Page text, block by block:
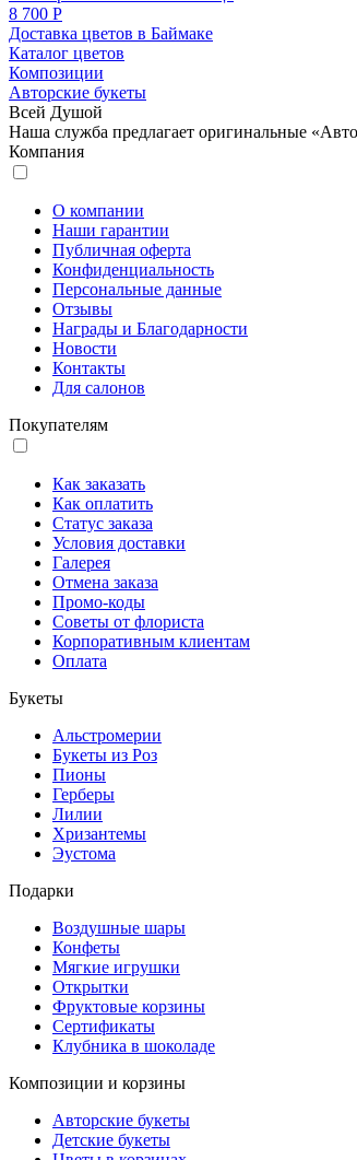
8 700 Р
Доставка цветов в Баймаке
Каталог цветов
Композиции
Авторские букеты
Всей Душой
Наша служба предлагает оригинальные
Компания
О компании
Наши гарантии
Публичная оферта
Конфиденциальность
Персональные данные
Отзывы
Награды и Благодарности
Новости
Контакты
Для салонов
Покупателям
Как заказать
Как оплатить
Статус заказа
Условия доставки
Галерея
Отмена заказа
Промо-коды
Советы от флориста
Корпоративным клиентам
Оплата
Букеты
Альстромерии
Букеты из Роз
Пионы
Герберы
Лилии
Хризантемы
Эустома
Подарки
Воздушные шары
Конфеты
Мягкие игрушки
Открытки
Фруктовые корзины
Сертификаты
Клубника в шоколаде
Композиции и корзины
Авторские букеты
Детские букеты